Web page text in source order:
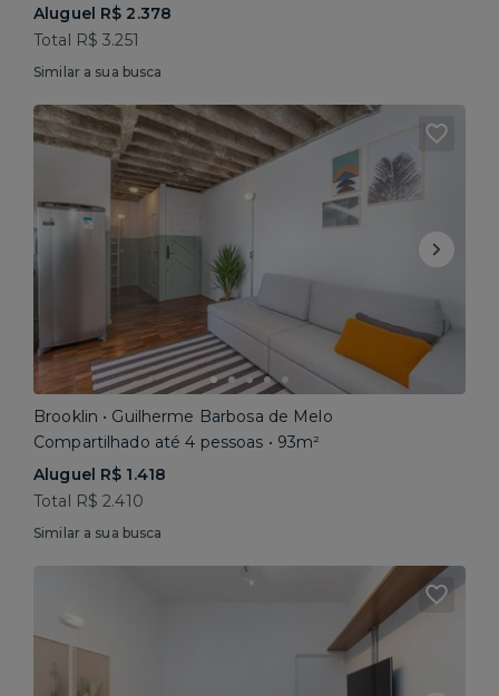
Aluguel R$ 2.378
Total R$ 3.251
Similar a sua busca
Brooklin • Guilherme Barbosa de Melo
Compartilhado até 4 pessoas • 93m²
Aluguel R$ 1.418
Total R$ 2.410
Similar a sua busca